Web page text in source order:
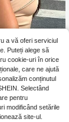
a vă oferi serviciul
Puteți alege să
cookie-uri în orice
care ne ajută
conținutul
Selectând
pentru
modificând setările
site-ul.